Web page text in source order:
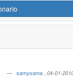
samysama ,04-01-